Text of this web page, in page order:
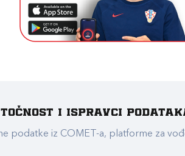
i ispravci
podatke iz COMET-a, platforme za